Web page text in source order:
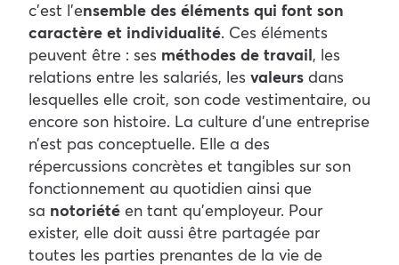
c’est l’ensemble des éléments qui font son
caractère et individualité. Ces éléments
peuvent être : ses méthodes de travail, les
relations entre les salariés, les valeurs dans
lesquelles elle croit, son code vestimentaire, ou
encore son histoire. La culture d’une entreprise
n’est pas conceptuelle. Elle a des
répercussions concrètes et tangibles sur son
fonctionnement au quotidien ainsi que
sa notoriété en tant qu’employeur. Pour
exister, elle doit aussi être partagée par
toutes les parties prenantes de la vie de